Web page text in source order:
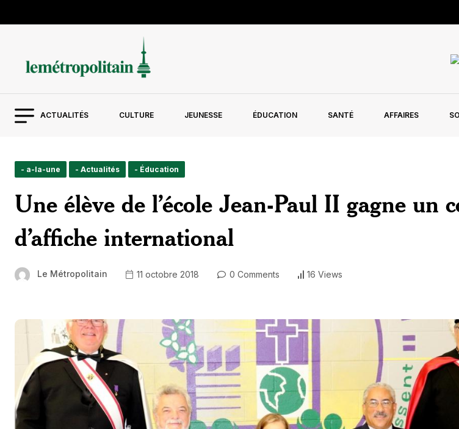
ACTUALITÉS CULTURE JEUNESSE ÉDUCATION SANTÉ AFFAIRES
- a-la-une - Actualités - Éducation
Une élève de l’école Jean-Paul II gagne un
d’affiche international
Le Métropolitain 11 octobre 2018 0 Comments 16 Views